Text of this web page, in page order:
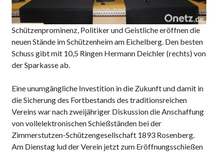
Schützenprominenz, Politiker und Geistliche eröffnen die
neuen Stände im Schützenheim am Eichelberg. Den besten
Schuss gibt mit 10,5 Ringen Hermann Deichler (rechts) von
der Sparkasse ab.
Eine unumgängliche Investition in die Zukunft und damit in
die Sicherung des Fortbestands des traditionsreichen
Vereins war nach zweijähriger Diskussion die Anschaffung
von vollelektronischen Schießständen bei der
Zimmerstutzen-Schützengesellschaft 1893 Rosenberg.
Am Dienstag lud der Verein jetzt zum Eröffnungsschießen